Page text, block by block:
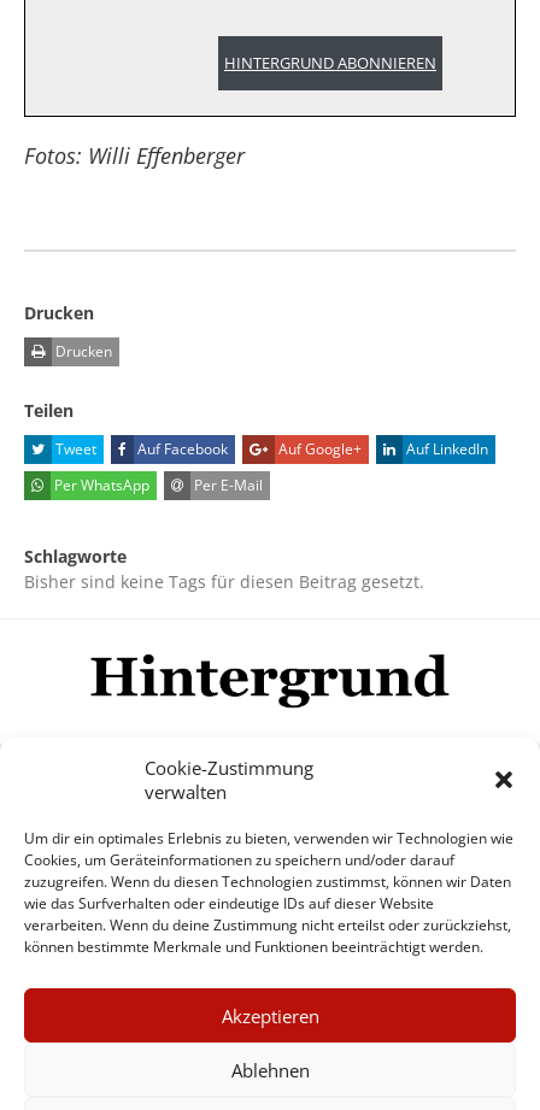
Cookie-Zustimmung
verwalten
Um dir ein optimales Erlebnis zu bieten, verwenden wir Technologien wie
Cookies, um Geräteinformationen zu speichern und/oder darauf
zuzugreifen. Wenn du diesen Technologien zustimmst, können wir Daten
wie das Surfverhalten oder eindeutige IDs auf dieser Website
verarbeiten. Wenn du deine Zustimmung nicht erteilst oder zurückziehst,
können bestimmte Merkmale und Funktionen beeinträchtigt werden.
Akzeptieren
Ablehnen
HINTERGRUND ABONNIEREN
Fotos: Willi Effenberger
Drucken
Drucken
Teilen
Tweet Auf Facebook Auf Google+
Auf LinkedIn
Per WhatsApp
Per E-Mail
Schlagworte
Bisher sind keine Tags für diesen Beitrag gesetzt.
Mehr
© Copyright Hintergrund.de, 2015 - 2026
Zum Newsletter jetzt kostenlos
anmelden
erscheint ca. alle 4 Wochen
×